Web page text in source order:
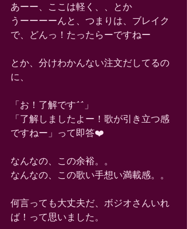
あーー、ここは軽く、、とか
うーーーーんと、つまりは、ブレイク
で、どんっ！たったらーですねー
とか、分けわかんない注文だしてるの
に、
「お！了解です^^」
「了解しましたよー！歌が引き立つ感
ですねー」って即答❤️
なんなの、この余裕。。
なんなの、この歌い手想い満載感。。
何言っても大丈夫だ、ボジオさんいれ
ば！って思いました。